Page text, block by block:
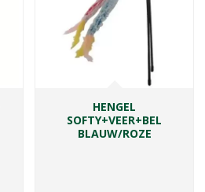
HENGEL
SOFTY+VEER+BEL
BLAUW/ROZE